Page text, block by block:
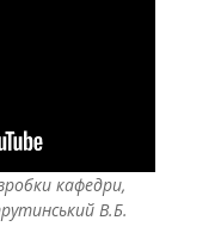
кафедри,
В.Б.